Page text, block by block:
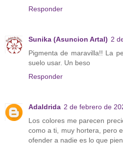
Responder
Sunika (Asuncion Artal) 2
Pigmenta de maravilla!! La
suelo usar. Un beso
Responder
Adaldrida 2 de febrero de
Los colores me parecen
como a ti, muy hortera, pero
ofender a nadie es lo que